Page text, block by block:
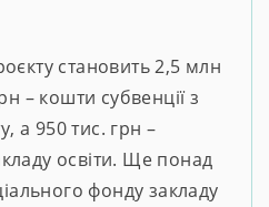
становить 2,5 млн
– кошти субвенції з
а 950 тис. грн –
освіти. Ще понад
фонду закладу